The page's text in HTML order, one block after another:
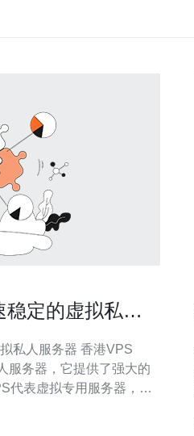
定的虚拟私人
务器 香港VPS
服务器，它提供了强大的
代表虚拟专用服务器，
供的网络连接速度非常